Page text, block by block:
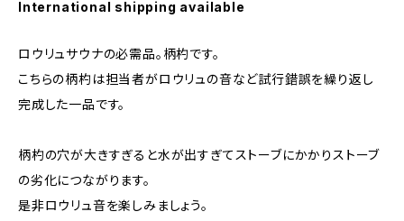
International shipping available
ロウリュサウナの必需品。柄杓です。
こちらの柄杓は担当者がロウリュの音など試行錯誤を繰り返し
完成した一品です。
柄杓の穴が大きすぎると水が出すぎてストーブにかかりストーブ
の劣化につながります。
是非ロウリュ音を楽しみましょう。